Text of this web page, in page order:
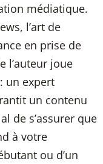
médiatique.
l’art de
en prise de
l’auteur joue
un expert
un contenu
de s’assurer que
à votre
ou d’un